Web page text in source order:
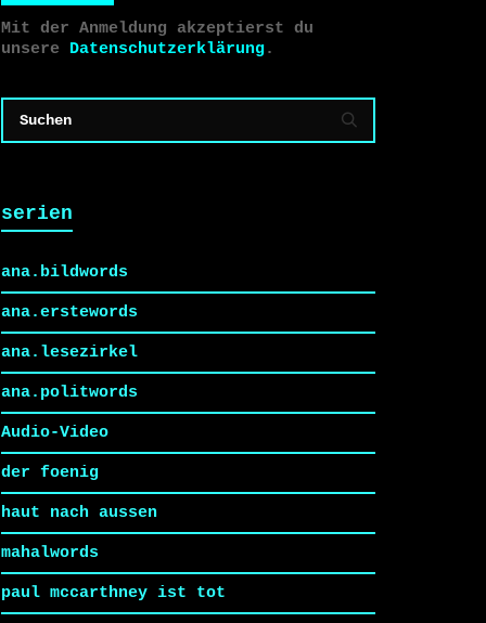
Mit der Anmeldung akzeptierst du
unsere Datenschutzerklärung.
serien
ana.bildwords
ana.erstewords
ana.lesezirkel
ana.politwords
Audio-Video
der foenig
haut nach aussen
mahalwords
paul mccarthney ist tot